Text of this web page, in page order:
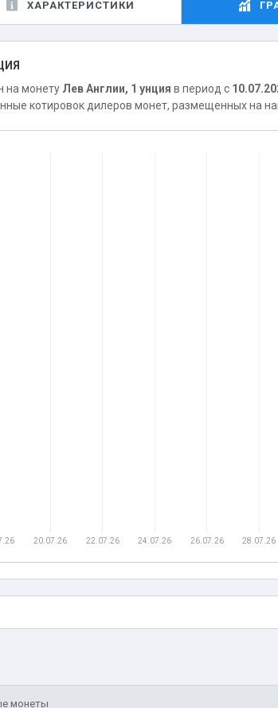
ХАРАКТЕРИСТИКИ
на монету Лев Англии, 1 унция в период с
котировок дилеров монет, размещенных на
20.07.26 22.07.26 24.07.26 26.07.26 28.07.26
монеты